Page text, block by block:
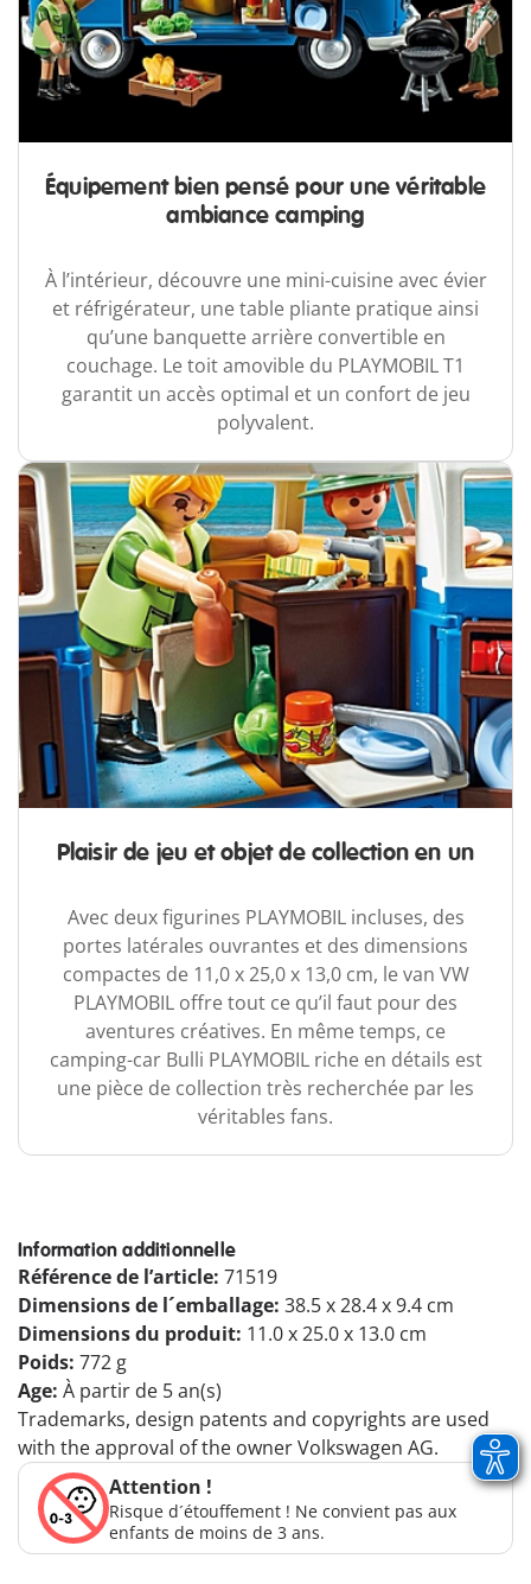
Équipement bien pensé pour une véritable
ambiance camping
À l’intérieur, découvre une mini-cuisine avec évier
et réfrigérateur, une table pliante pratique ainsi
qu’une banquette arrière convertible en
couchage. Le toit amovible du PLAYMOBIL T1
garantit un accès optimal et un confort de jeu
polyvalent.
Plaisir de jeu et objet de collection en un
Avec deux figurines PLAYMOBIL incluses, des
portes latérales ouvrantes et des dimensions
compactes de 11,0 x 25,0 x 13,0 cm, le van VW
PLAYMOBIL offre tout ce qu’il faut pour des
aventures créatives. En même temps, ce
camping-car Bulli PLAYMOBIL riche en détails est
une pièce de collection très recherchée par les
véritables fans.
Information additionnelle
Référence de l’article: 71519
Dimensions de l´emballage: 38.5 x 28.4 x 9.4 cm
Dimensions du produit: 11.0 x 25.0 x 13.0 cm
Poids: 772 g
Age: À partir de 5 an(s)
Trademarks, design patents and copyrights are used
with the approval of the owner Volkswagen AG.
Attention !
Risque d´étouffement ! Ne convient pas aux
enfants de moins de 3 ans.